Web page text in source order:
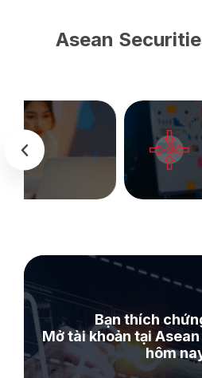
Asean
SEASTOCK
WEB
Bạn thích
Mở tài khoản tại
hôm